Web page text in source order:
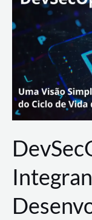
Lance
Rural